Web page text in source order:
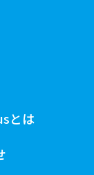
とは